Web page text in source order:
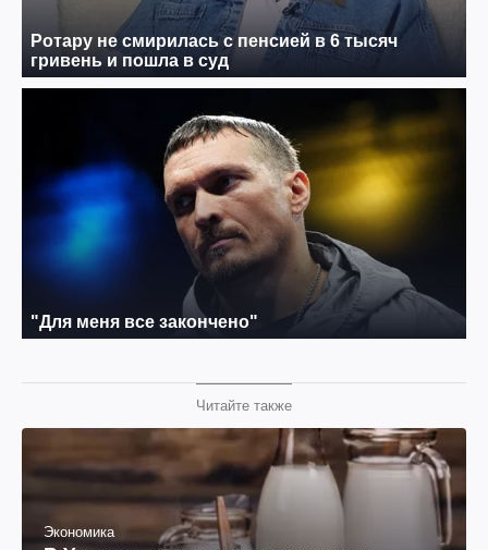
Читайте также
Экономика